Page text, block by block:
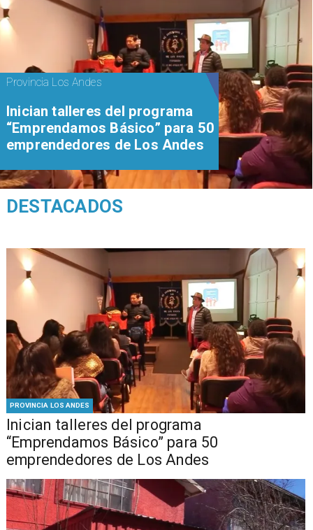
PROVINCIA LOS ANDES
Inician talleres del programa
“Emprendamos Básico” para 50
emprendedores de Los Andes
Provincia Los Andes
Inician talleres del programa
“Emprendamos Básico” para 50
emprendedores de Los Andes
DESTACADOS